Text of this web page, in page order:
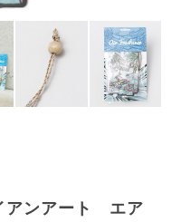
アンアート エア